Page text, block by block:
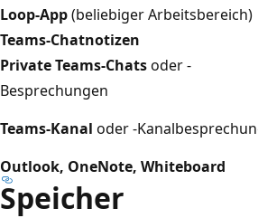
Loop-App(beliebiger Arbeitsbereich)
Teams-Chatnotizen
Private Teams-Chatsoder -
Besprechungen
Teams-Kanal oder -
Outlook, OneNote, Whiteboard
Speicher